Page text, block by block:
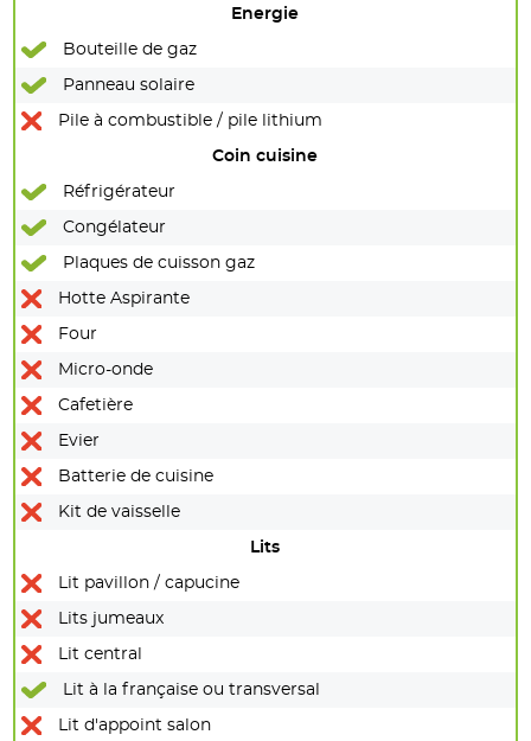
Energie
Bouteille de gaz
Panneau solaire
Pile à combustible / pile lithium
Coin cuisine
Réfrigérateur
Congélateur
Plaques de cuisson gaz
Hotte Aspirante
Four
Micro-onde
Cafetière
Evier
Batterie de cuisine
Kit de vaisselle
Lits
Lit pavillon / capucine
Lits jumeaux
Lit central
Lit à la française ou transversal
Lit d'appoint salon